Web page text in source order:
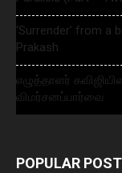
‘Surrender’ from a
Prakash
எழுத்தாளர்
விமர்சனப்பார்வை
POPULAR